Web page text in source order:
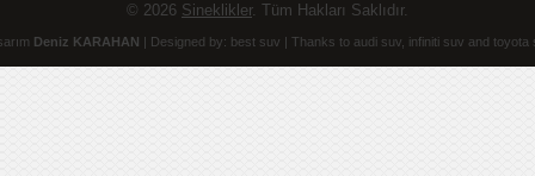
© 2026 Sineklikler. Tüm Hakları Saklıdır.
Deniz KARAHAN | Designed by: best suv | Thanks to audi suv, infiniti suv and toyota